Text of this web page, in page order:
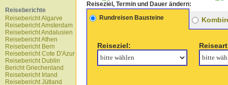
Reiseberichte
Reisebericht Algarve
Reisebericht Amsterdam
Reisebericht Andalusien
Reisebericht Athen
Reisebericht Bern
Reisebericht Cote D'Azur
Reisebericht Dublin
Bericht Griechenland
Reisebericht Irland
Reisebericht Jütland
Reiseziel, Termin und Dauer ändern:
Rundreisen Bausteine
Reiseziel: